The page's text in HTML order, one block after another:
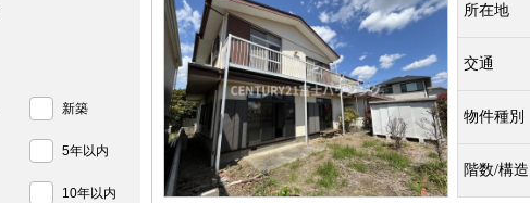
所在地
交通
物件種別
階数/構造
新築
5年以内
10年以内